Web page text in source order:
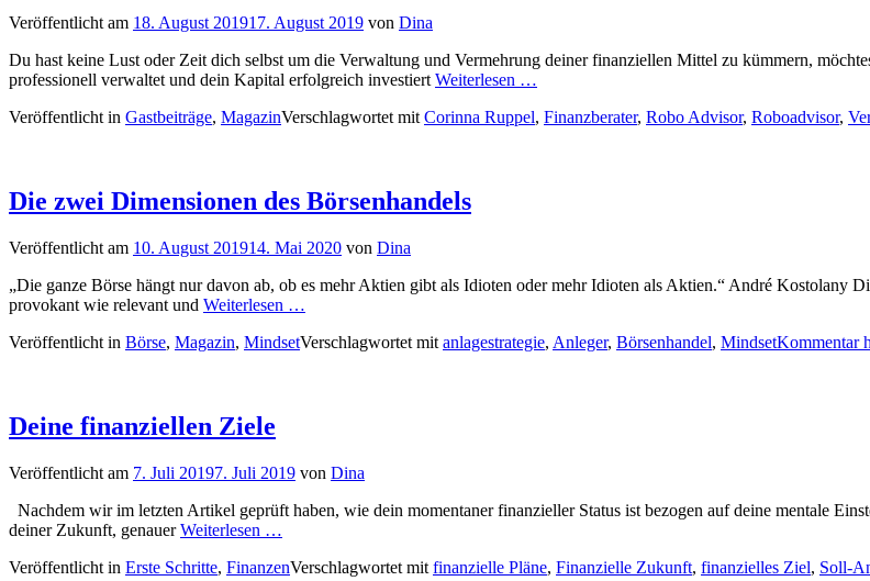
Veröffentlicht am 18. August 201917. August 2019 von Dina
Du hast keine Lust oder Zeit dich selbst um die Verwaltung und Vermehrung deiner finanziellen Mittel zu kümmern,
professionell verwaltet und dein Kapital erfolgreich investiert Weiterlesen …
Veröffentlicht in Gastbeiträge, MagazinVerschlagwortet mit Corinna Ruppel, Finanzberater, Robo Advisor, Roboadvisor,
Die zwei Dimensionen des Börsenhandels
Veröffentlicht am 10. August 201914. Mai 2020 von Dina
„Die ganze Börse hängt nur davon ab, ob es mehr Aktien gibt als Idioten oder mehr Idioten als Aktien.“ André Kostolany
provokant wie relevant und Weiterlesen …
Veröffentlicht in Börse, Magazin, MindsetVerschlagwortet mit anlagestrategie, Anleger, Börsenhandel, MindsetKommentar
Deine finanziellen Ziele
Veröffentlicht am 7. Juli 20197. Juli 2019 von Dina
Nachdem wir im letzten Artikel geprüft haben, wie dein momentaner finanzieller Status ist bezogen auf deine mentale
deiner Zukunft, genauerWeiterlesen …
Veröffentlicht in Erste Schritte, FinanzenVerschlagwortet mit finanzielle Pläne, Finanzielle Zukunft, finanzielles Ziel, Soll-